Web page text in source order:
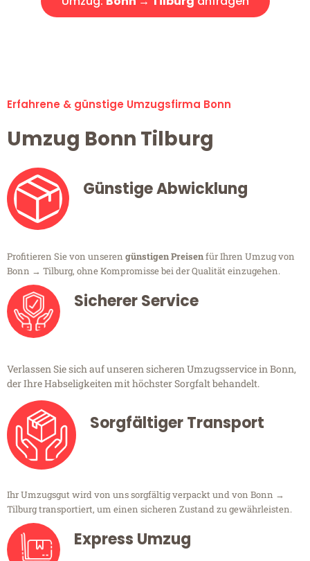
Erfahrene & günstige Umzugsfirma Bonn
Umzug Bonn Tilburg
Günstige Abwicklung
Profitieren Sie von unseren günstigen Preisenfür Ihren Umzug von
Bonn → Tilburg, ohne Kompromisse bei der Qualität einzugehen.
Sicherer Service
Verlassen Sie sich auf unseren sicheren Umzugsservice in Bonn,
der Ihre Habseligkeiten mit höchster Sorgfalt behandelt.
Sorgfältiger Transport
Ihr Umzugsgut wird von uns sorgfältig verpackt und von Bonn →
Tilburg transportiert, um einen sicheren Zustand zu gewährleisten.
Express Umzug